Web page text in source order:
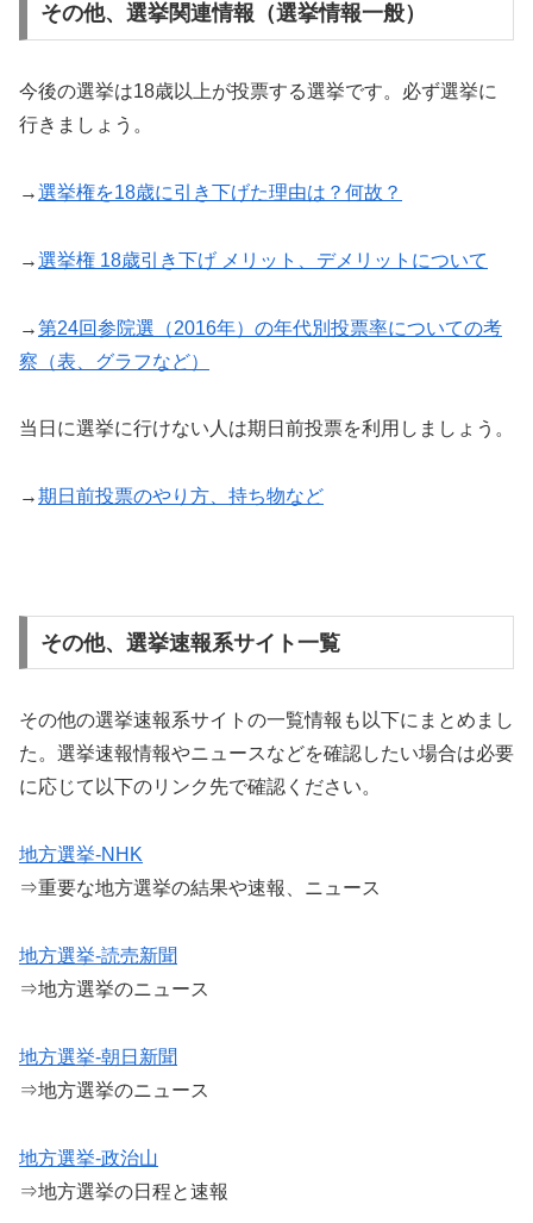
その他、選挙関連情報（選挙情報一般）
今後の選挙は18歳以上が投票する選挙です。必ず選挙に
行きましょう。
→選挙権を18歳に引き下げた理由は？何故？
→選挙権 18歳引き下げ メリット、デメリットについて
→第24回参院選（2016年）の年代別投票率についての考
察（表、グラフなど）
当日に選挙に行けない人は期日前投票を利用しましょう。
→期日前投票のやり方、持ち物など
その他、選挙速報系サイト一覧
その他の選挙速報系サイトの一覧情報も以下にまとめまし
た。選挙速報情報やニュースなどを確認したい場合は必要
に応じて以下のリンク先で確認ください。
地方選挙-NHK
⇒重要な地方選挙の結果や速報、ニュース
地方選挙-読売新聞
⇒地方選挙のニュース
地方選挙-朝日新聞
⇒地方選挙のニュース
地方選挙-政治山
⇒地方選挙の日程と速報